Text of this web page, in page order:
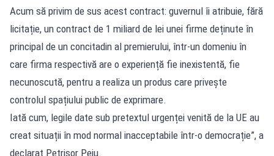
Acum să privim de sus acest contract: guvernul îi atribuie, fără
licitație, un contract de 1 miliard de lei unei firme deținute în
principal de un concitadin al premierului, într-un domeniu în
care firma respectivă are o experiență fie inexistentă, fie
necunoscută, pentru a realiza un produs care privește
controlul spațiului public de exprimare.
Iată cum, legile date sub pretextul urgenței venită de la UE au
creat situații în mod normal inacceptabile într-o democrație”, a
declarat Petrișor Peiu.